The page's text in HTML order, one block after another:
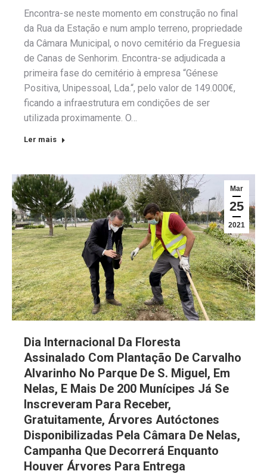
Encontra-se neste momento em construção no final
da Rua da Estação e num amplo terreno, propriedade
da Câmara Municipal, o novo cemitério da Freguesia
de Canas de Senhorim. Encontra-se adjudicada a
primeira fase do cemitério à empresa “Génese
Positiva, Unipessoal, Lda.“, pelo valor de 149.000€,
ficando a infraestrutura em condições de ser
utilizada proximamente. O…
Ler mais
Mar
25
2021
Dia Internacional Da Floresta
Assinalado Com Plantação De Carvalho
Alvarinho No Parque De S. Miguel, Em
Nelas, E Mais De 200 Munícipes Já Se
Inscreveram Para Receber,
Gratuitamente, Árvores Autóctones
Disponibilizadas Pela Câmara De Nelas,
Campanha Que Decorrerá Enquanto
Houver Árvores Para Entrega